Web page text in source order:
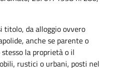
titolo, da alloggio ovvero
anche se parente o
la proprietà o il
rustici o urbani, posti nel